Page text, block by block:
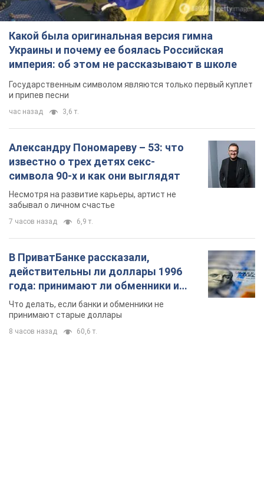
Какой была оригинальная версия гимна
Украины и почему ее боялась Российская
империя: об этом не рассказывают в школе
Государственным символом являются только первый куплет
и припев песни
час назад 3,6 т.
Александру Пономареву – 53: что
известно о трех детях секс-
символа 90-х и как они выглядят
Несмотря на развитие карьеры, артист не
забывал о личном счастье
7 часов назад 6,9 т.
В ПриватБанке рассказали,
действительны ли доллары 1996
года: принимают ли обменники и
банки такие купюры
Что делать, если банки и обменники не
принимают старые доллары
8 часов назад 60,6 т.